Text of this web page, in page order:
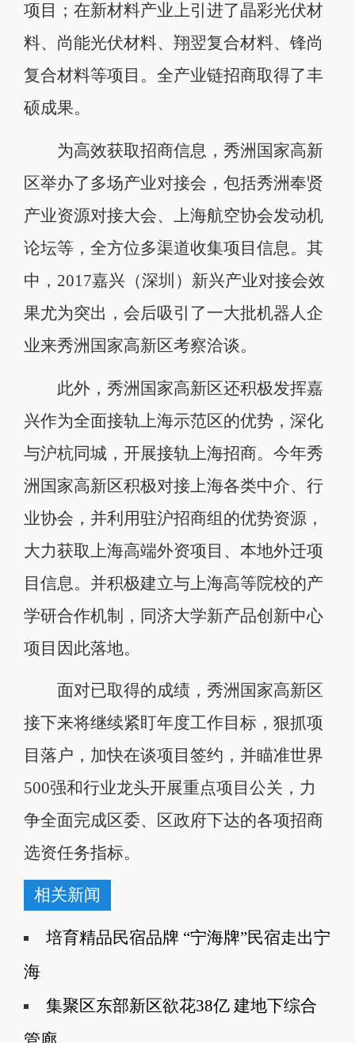
项目；在新材料产业上引进了晶彩光伏材
料、尚能光伏材料、翔翌复合材料、锋尚
复合材料等项目。全产业链招商取得了丰
硕成果。
为高效获取招商信息，秀洲国家高新
区举办了多场产业对接会，包括秀洲奉贤
产业资源对接大会、上海航空协会发动机
论坛等，全方位多渠道收集项目信息。其
中，2017嘉兴（深圳）新兴产业对接会效
果尤为突出，会后吸引了一大批机器人企
业来秀洲国家高新区考察洽谈。
此外，秀洲国家高新区还积极发挥嘉
兴作为全面接轨上海示范区的优势，深化
与沪杭同城，开展接轨上海招商。今年秀
洲国家高新区积极对接上海各类中介、行
业协会，并利用驻沪招商组的优势资源，
大力获取上海高端外资项目、本地外迁项
目信息。并积极建立与上海高等院校的产
学研合作机制，同济大学新产品创新中心
项目因此落地。
面对已取得的成绩，秀洲国家高新区
接下来将继续紧盯年度工作目标，狠抓项
目落户，加快在谈项目签约，并瞄准世界
500强和行业龙头开展重点项目公关，力
争全面完成区委、区政府下达的各项招商
选资任务指标。
相关新闻
培育精品民宿品牌 “宁海牌”民宿走出宁
海
集聚区东部新区欲花38亿 建地下综合